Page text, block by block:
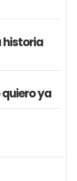
historia
quiero ya